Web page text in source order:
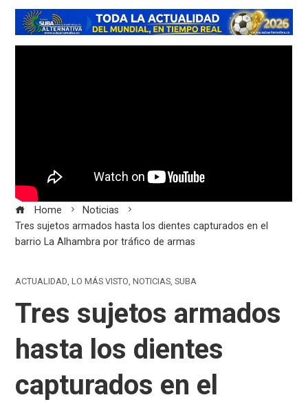
Home
Noticias
Tres sujetos armados hasta los dientes capturados en el
barrio La Alhambra por tráfico de armas
ACTUALIDAD,LO MÁS VISTO,NOTICIAS,SUBA
Tres sujetos armados
hasta los dientes
capturados en el